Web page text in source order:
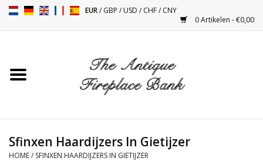
EUR/GBP /USD /CHF/CNY
0 Artikelen - €0,00
Toebehoren
Sfinxen Haardijzers In Gietijzer
HOME/ SFINXEN HAARDIJZERS IN GIETIJZER